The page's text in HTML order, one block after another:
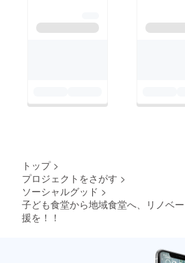
トップ >
プロジェクトをさがす >
ソーシャルグッド >
子ども食堂から地域食堂へ、リノベ
援を！！